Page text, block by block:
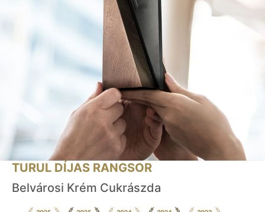
TURUL DÍJAS RANGSOR
Belvárosi Krém Cukrászda